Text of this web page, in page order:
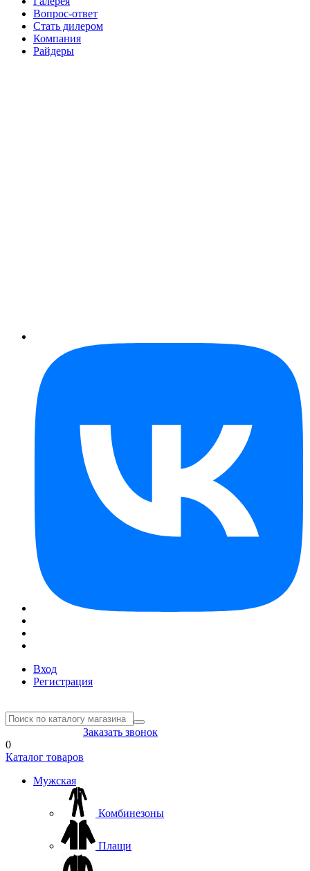
Вопрос-ответ
Стать дилером
Компания
Райдеры
Вход
Регистрация
Заказать звонок
0
Каталог товаров
Мужская
Комбинезоны
Плащи